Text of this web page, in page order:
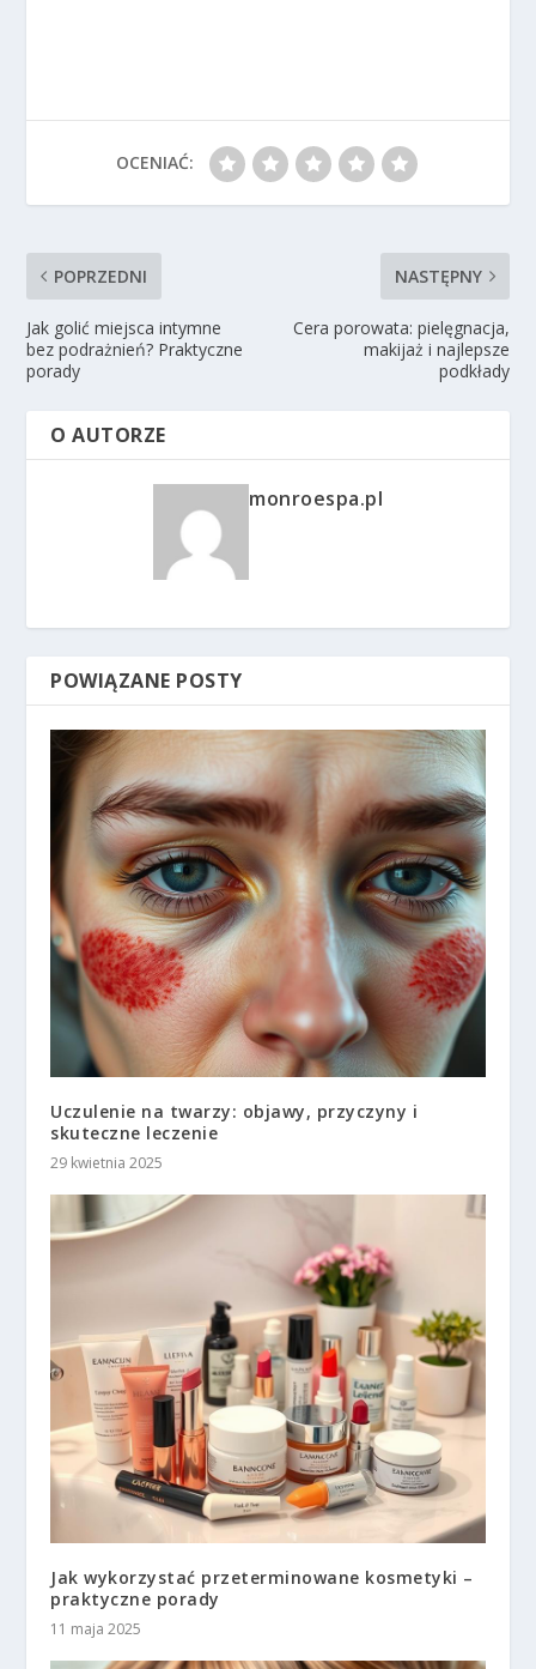
OCENIAĆ:
POPRZEDNI
Jak golić miejsca intymne
bez podrażnień? Praktyczne
porady
NASTĘPNY
Cera porowata: pielęgnacja,
makijaż i najlepsze
podkłady
O AUTORZE
monroespa.pl
POWIĄZANE POSTY
Uczulenie na twarzy: objawy, przyczyny i
skuteczne leczenie
29 kwietnia 2025
Jak wykorzystać przeterminowane kosmetyki –
praktyczne porady
11 maja 2025